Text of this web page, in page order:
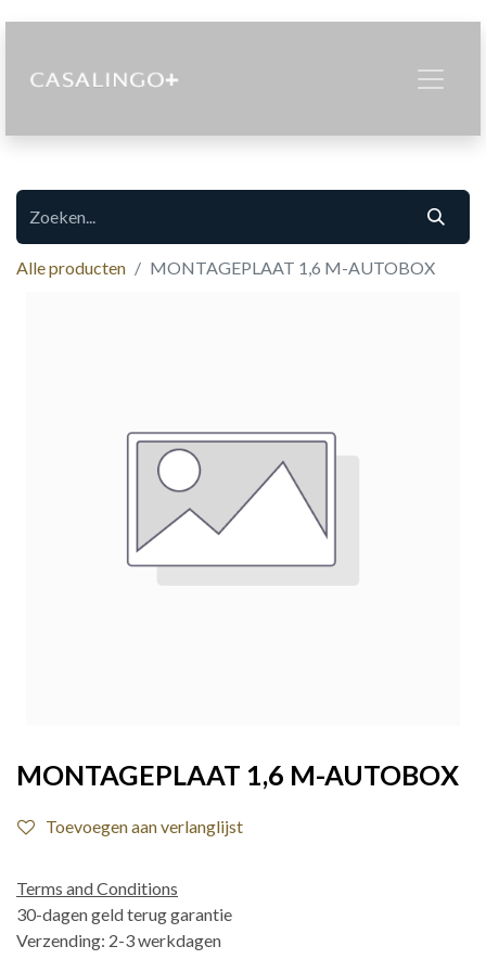
Alle producten MONTAGEPLAAT 1,6 M-AUTOBOX
MONTAGEPLAAT 1,6 M-AUTOBOX
Toevoegen aan verlanglijst
Terms and Conditions
30-dagen geld terug garantie
Verzending: 2-3 werkdagen